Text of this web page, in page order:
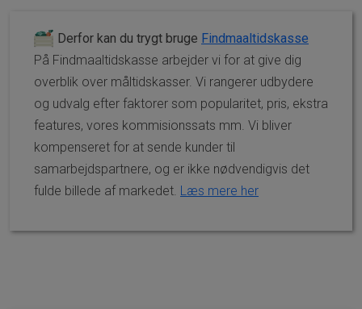
Derfor kan du trygt bruge Findmaaltidskasse
På Findmaaltidskasse arbejder vi for at give dig
overblik over måltidskasser. Vi rangerer udbydere
og udvalg efter faktorer som popularitet, pris, ekstra
features, vores kommisionssats mm. Vi bliver
kompenseret for at sende kunder til
samarbejdspartnere, og er ikke nødvendigvis det
fulde billede af markedet. Læs mere her